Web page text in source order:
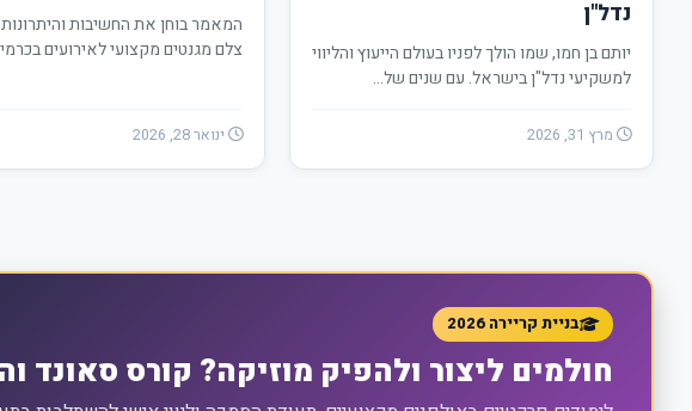
נדל"ן
יותם בן חמו, שמו הולך לפניו בעולם הייעוץ והליווי
למשקיעי נדל"ן בישראל. עם שנים של…
מרץ 31, 2026
המאמר בוחן את החשיבות
צלם מגנטים מקצועי לאירועים
ינואר 28, 2026
בניית קריירה 2026
חולמים ליצור ולהפיק מוזיקה? קורס סאונד